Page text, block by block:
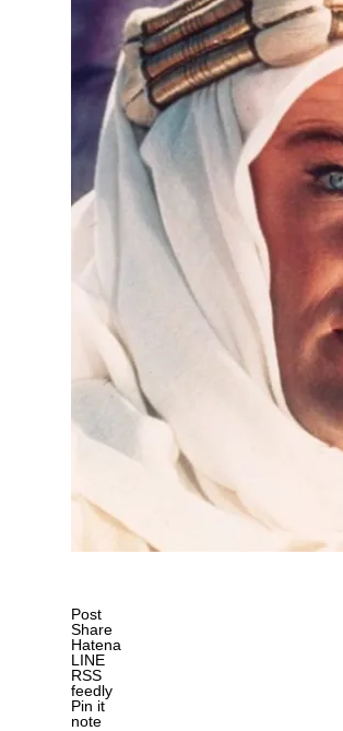
Post
Share
Hatena
LINE
RSS
feedly
Pin it
note